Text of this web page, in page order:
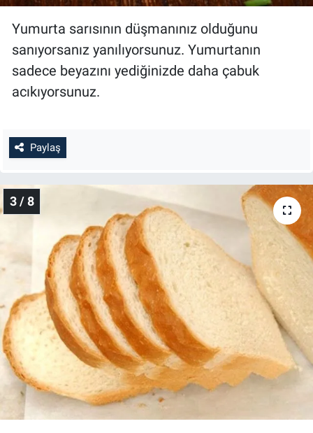
Yumurta sarısının düşmanınız olduğunu
sanıyorsanız yanılıyorsunuz. Yumurtanın
sadece beyazını yediğinizde daha çabuk
acıkıyorsunuz.
Paylaş
3 / 8